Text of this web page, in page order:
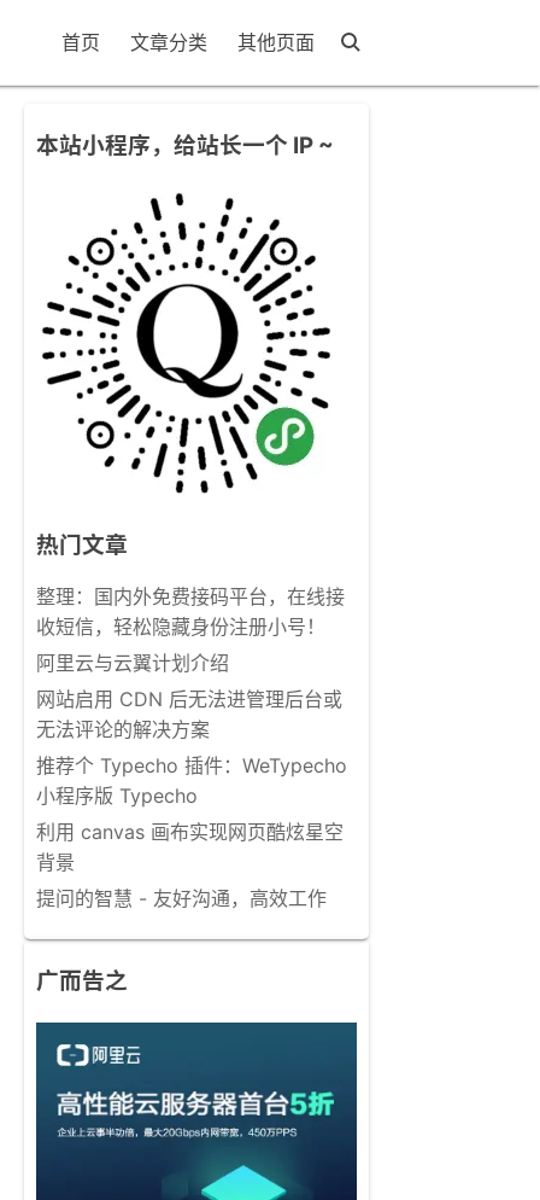
首页 文章分类 其他页面
本站小程序，给站长一个 IP ~
热门文章
整理：国内外免费接码平台，在线接
收短信，轻松隐藏身份注册小号！
阿里云与云翼计划介绍
网站启用 CDN 后无法进管理后台或
无法评论的解决方案
推荐个 Typecho 插件：WeTypecho
小程序版 Typecho
利用 canvas 画布实现网页酷炫星空
背景
提问的智慧 - 友好沟通，高效工作
广而告之